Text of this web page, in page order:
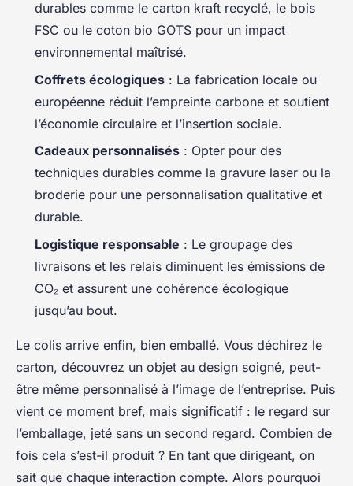
durables comme le carton kraft recyclé, le bois
FSC ou le coton bio GOTS pour un impact
environnemental maîtrisé.
Coffrets écologiques : La fabrication locale ou
européenne réduit l’empreinte carbone et soutient
l’économie circulaire et l’insertion sociale.
Cadeaux personnalisés : Opter pour des
techniques durables comme la gravure laser ou la
broderie pour une personnalisation qualitative et
durable.
Logistique responsable : Le groupage des
livraisons et les relais diminuent les émissions de
CO₂ et assurent une cohérence écologique
jusqu’au bout.
Le colis arrive enfin, bien emballé. Vous déchirez le
carton, découvrez un objet au design soigné, peut-
être même personnalisé à l’image de l’entreprise. Puis
vient ce moment bref, mais significatif : le regard sur
l’emballage, jeté sans un second regard. Combien de
fois cela s’est-il produit ? En tant que dirigeant, on
sait que chaque interaction compte. Alors pourquoi